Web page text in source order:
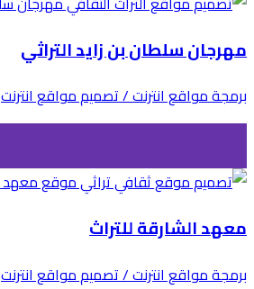
مهرجان سلطان بن زايد التراثي
برمجة مواقع انترنت / تصميم مواقع انترنت
معهد الشارقة للتراث
برمجة مواقع انترنت / تصميم مواقع انترنت